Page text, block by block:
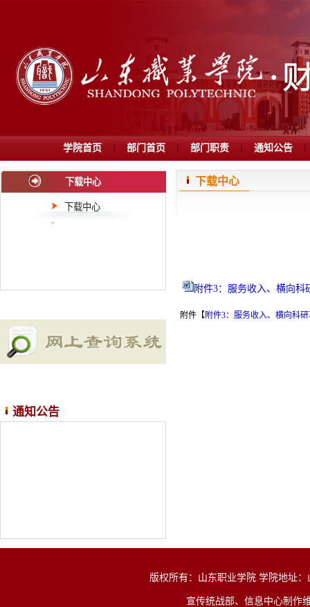
学院首页 部门首页 部门职责 通知公告
下载中心
下载中心
通知公告
下载中心
附件3：服务收入、横向科
附件【附件3：服务收入、横向科
版权所有：山东职业学院 学院地址：
宣传统战部、信息中心制